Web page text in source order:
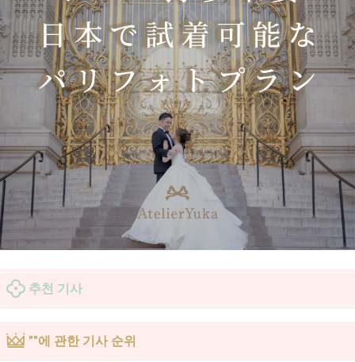
추천 기사
""에 관한 기사 순위